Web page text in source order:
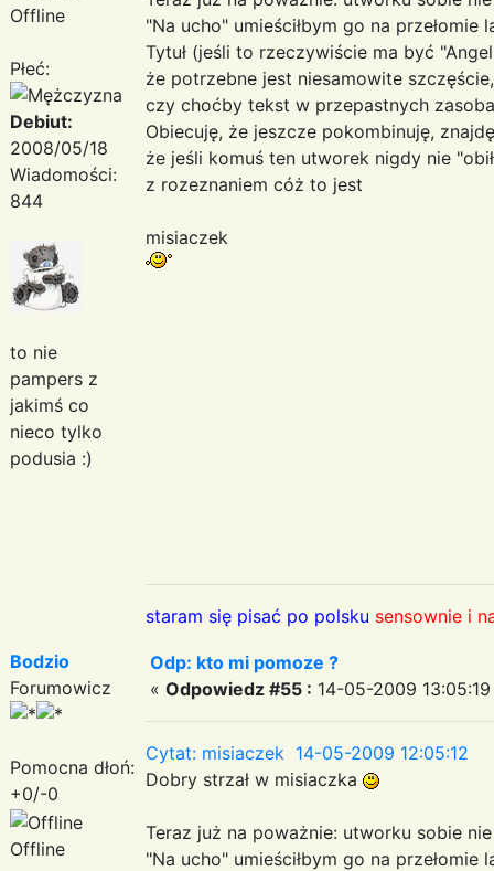
Offline
Płeć:
Debiut:
2008/05/18
Wiadomości:
844
to nie
pampers z
jakimś co
nieco tylko
podusia :)
"Na ucho" umieściłbym go na
Tytuł (jeśli to rzeczywiście ma być
że potrzebne jest niesamowite
czy choćby tekst w przepastnych
Obiecuję, że jeszcze pokombinuję,
że jeśli komuś ten utworek nigdy nie
z rozeznaniem cóż to jest
misiaczek
staram się pisać po polsku sensownie i
Bodzio
Forumowicz
Pomocna dłoń:
+0/-0
Offline
Odp: kto mi pomoze ?
« Odpowiedz #55 : 14-05-2009
Cytat: misiaczek 14-05-2009 12:05:12
Dobry strzał w misiaczka
Teraz już na poważnie: utworku sobie
"Na ucho" umieściłbym go na